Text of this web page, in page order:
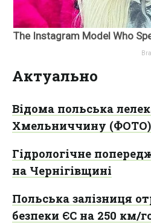
Актуально
Відома польська
Хмельниччину (ФОТО)
Гідрологічне
на Чернігівщині
Польська залізниця
безпеки ЄС на 250 км/